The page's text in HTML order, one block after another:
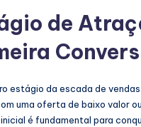
de
estágio da escada de
uma oferta de baixo valor
é fundamental para